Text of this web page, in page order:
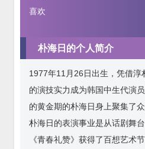
喜欢
朴海日的个人简介
1977年11月26日出生，凭借淳
的演技实力成为韩国中生代演
的黄金期的朴海日身上聚集了
朴海日的表演事业是从话剧舞
《青春礼赞》获得了百想艺术